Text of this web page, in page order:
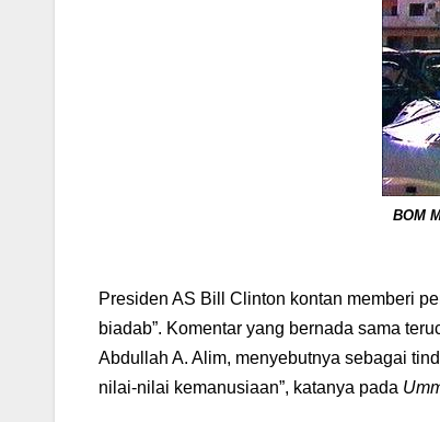
BOM
Presiden AS Bill Clinton kontan memberi
biadab”. Komentar yang bernada sama
Abdullah A. Alim, menyebutnya sebagai
nilai-nilai kemanusiaan”, katanya pada